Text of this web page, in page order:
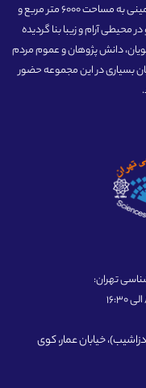
منطقه یک تهران، در شمال تهران در سال 1379 در زمینی به مساحت 6000 متر مربع و
در دو طبقه و در محیطی آرام و زیبا بنا گردیده
دانش پژوهان و عموم مردم
بسیاری در این مجموعه حضور
تهران:
خیابان عمار، کوی